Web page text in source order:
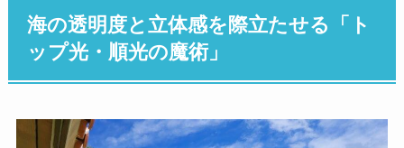
海の透明度と立体感を際立たせる「ト
ップ光・順光の魔術」